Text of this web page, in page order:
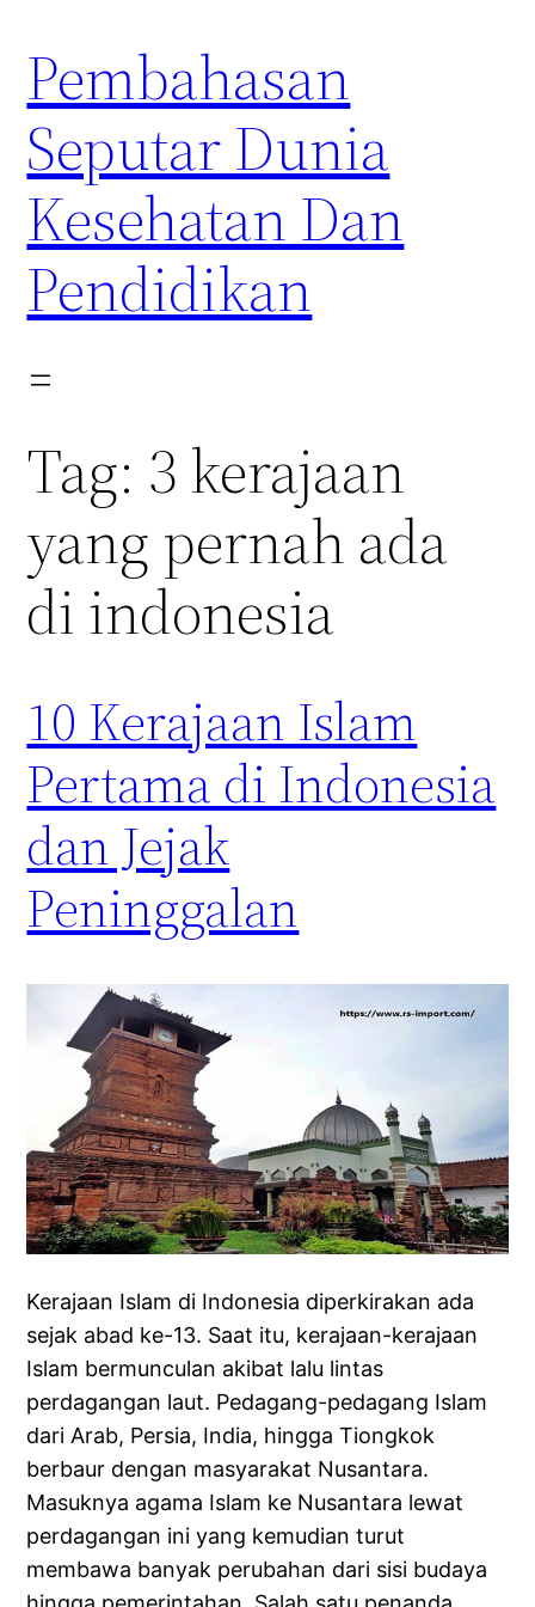
content
Pembahasan
Seputar Dunia
Kesehatan Dan
Pendidikan
Tag: 3 kerajaan
yang pernah ada
di indonesia
10 Kerajaan Islam
Pertama di Indonesia
dan Jejak
Peninggalan
Kerajaan Islam di Indonesia diperkirakan ada
sejak abad ke-13. Saat itu, kerajaan-kerajaan
Islam bermunculan akibat lalu lintas
perdagangan laut. Pedagang-pedagang Islam
dari Arab, Persia, India, hingga Tiongkok
berbaur dengan masyarakat Nusantara.
Masuknya agama Islam ke Nusantara lewat
perdagangan ini yang kemudian turut
membawa banyak perubahan dari sisi budaya